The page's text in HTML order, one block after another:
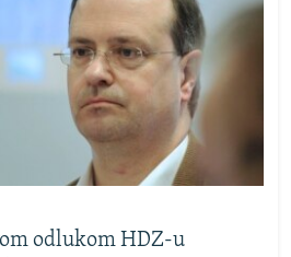
odlukom HDZ-u